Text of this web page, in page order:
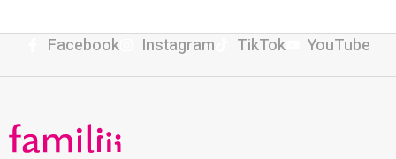
Facebook Instagram TikTok YouTube